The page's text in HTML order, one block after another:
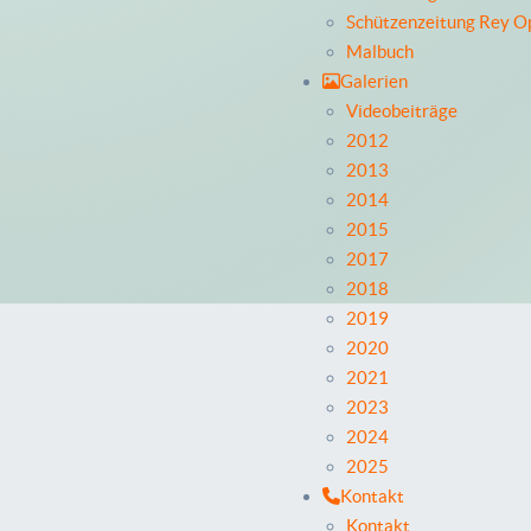
Schützenzeitung Rey
Malbuch
Galerien
Videobeiträge
2012
2013
2014
2015
2017
2018
2019
2020
2021
2023
2024
2025
Kontakt
Kontakt